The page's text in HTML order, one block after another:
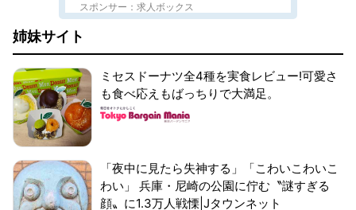
スポンサー：求人ボックス
姉妹サイト
ミセスドーナツ全4種を実食レビュー!可愛さ
も食べ応えもばっちりで大満足。
「夜中に見たら失神する」「こわいこわいこ
わい」 兵庫・尼崎の公園に佇む〝謎すぎる
顔〟に1.3万人戦慄|Jタウンネット